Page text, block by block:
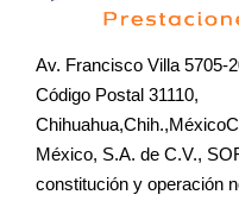
Av. Francisco Villa 5705-
Código Postal 31110,
México, S.A. de C.V.,
constitución y operación